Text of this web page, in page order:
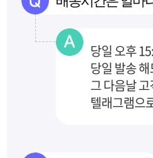
당일 오후
당일 발송
그 다음날
텔래그램으